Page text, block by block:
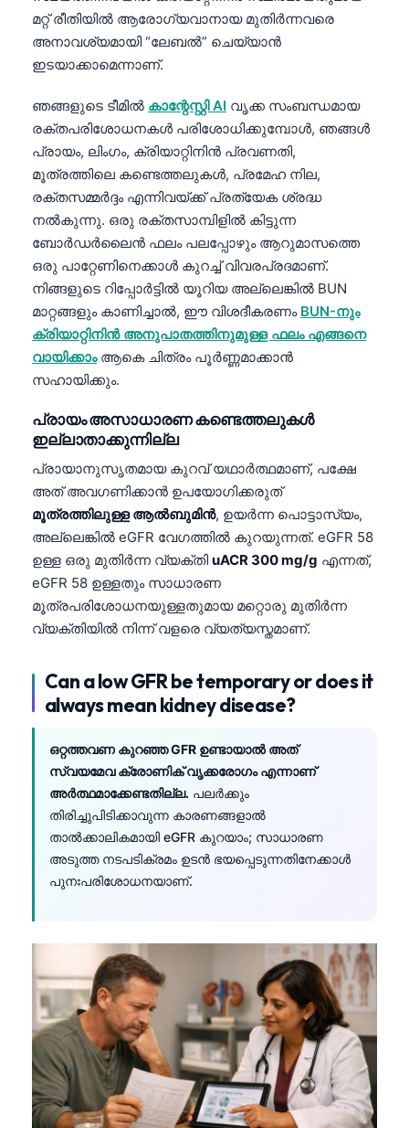
മറ്റ് രീതിയിൽ ആരോഗ്യവാനായ മുതിർന്നവരെ
അനാവശ്യമായി “ലേബൽ” ചെയ്യാൻ
ഇടയാക്കാമെന്നാണ്.
ഞങ്ങളുടെ ടീമിൽ കാന്റേസ്റ്റി AI വൃക്ക സംബന്ധമായ
രക്തപരിശോധനകൾ പരിശോധിക്കുമ്പോൾ, ഞങ്ങൾ
പ്രായം, ലിംഗം, ക്രിയാറ്റിനിൻ പ്രവണതി,
മൂത്രത്തിലെ കണ്ടെത്തലുകൾ, പ്രമേഹ നില,
രക്തസമ്മർദ്ദം എന്നിവയ്ക്ക് പ്രത്യേക ശ്രദ്ധ
നൽകുന്നു. ഒരു രക്തസാമ്പിളിൽ കിട്ടുന്ന
ബോർഡർലൈൻ ഫലം പലപ്പോഴും ആറുമാസത്തെ
ഒരു പാറ്റേണിനെക്കാൾ കുറച്ച് വിവരപ്രദമാണ്.
നിങ്ങളുടെ റിപ്പോർട്ടിൽ യൂറിയ അല്ലെങ്കിൽ BUN
മാറ്റങ്ങളും കാണിച്ചാൽ, ഈ വിശദീകരണം BUN-നും
ക്രിയാറ്റിനിൻ അനുപാതത്തിനുമുള്ള ഫലം എങ്ങനെ
വായിക്കാംആകെ ചിത്രം പൂർണ്ണമാക്കാൻ
സഹായിക്കും.
പ്രായം അസാധാരണ കണ്ടെത്തലുകൾ
ഇല്ലാതാക്കുന്നില്ല
പ്രായാനുസൃതമായ കുറവ് യഥാർത്ഥമാണ്, പക്ഷേ
അത് അവഗണിക്കാൻ ഉപയോഗിക്കരുത്
മൂത്രത്തിലുള്ള ആൽബുമിൻ, ഉയർന്ന പൊട്ടാസ്യം,
അല്ലെങ്കിൽ eGFR വേഗത്തിൽ കുറയുന്നത്. eGFR 58
ഉള്ള ഒരു മുതിർന്ന വ്യക്തി uACR 300 mg/g എന്നത്,
eGFR 58 ഉള്ളതും സാധാരണ
മൂത്രപരിശോധനയുള്ളതുമായ മറ്റൊരു മുതിർന്ന
വ്യക്തിയിൽ നിന്ന് വളരെ വ്യത്യസ്തമാണ്.
Can a low GFR be temporary or does it
always mean kidney disease?
ഒറ്റത്തവണ കുറഞ്ഞ GFR ഉണ്ടായാൽ അത്
സ്വയമേവ ക്രോണിക് വൃക്കരോഗം എന്നാണ്
അർത്ഥമാക്കേണ്ടതില്ല. പലർക്കും
തിരിച്ചുപിടിക്കാവുന്ന കാരണങ്ങളാൽ
താൽക്കാലികമായി eGFR കുറയാം; സാധാരണ
അടുത്ത നടപടിക്രമം ഉടൻ ഭയപ്പെടുന്നതിനേക്കാൾ
പുനഃപരിശോധനയാണ്.